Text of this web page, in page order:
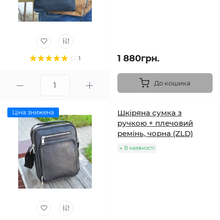
1 1 880грн.
До кошика
Ціна знижена
Шкіряна сумка з
ручкою + плечовий
ремінь, чорна (ZLD)
В наявності